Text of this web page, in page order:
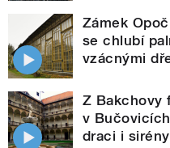
Zámek
se chlubí
vzácnými
Z Bakchovy
v
draci i sirény